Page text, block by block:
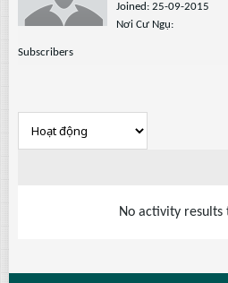
Joined: 25-09-2015
Nơi Cư Ngụ:
Subscribers
No activity results